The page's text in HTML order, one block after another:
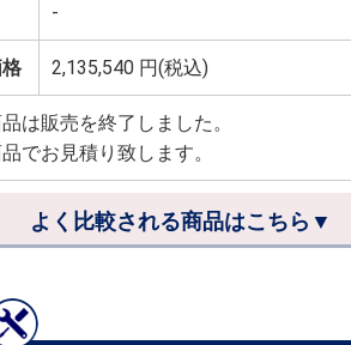
-
2,135,540 円(税込)
は販売を終了しました。
でお見積り致します。
よく比較される商品はこちら▼